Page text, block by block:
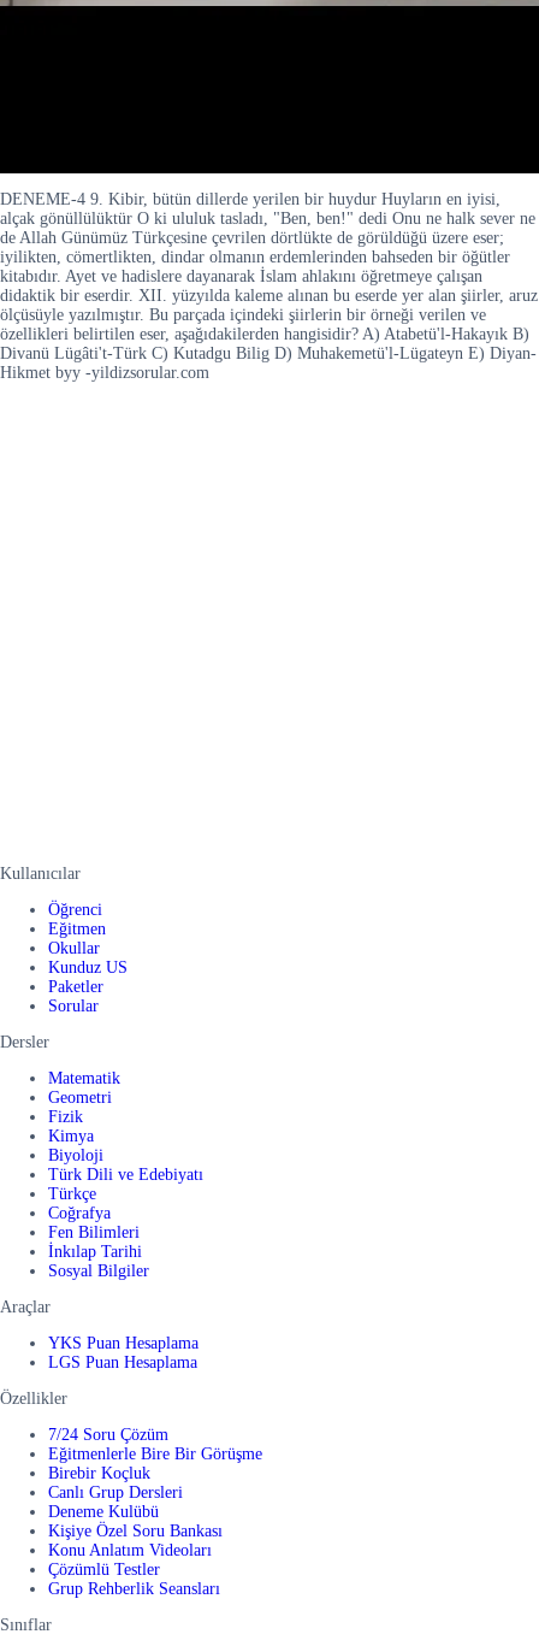
DENEME-4 9. Kibir, bütün dillerde yerilen bir huydur Huyların en iyisi,
alçak gönüllülüktür O ki ululuk tasladı, "Ben, ben!" dedi Onu ne halk sever ne
de Allah Günümüz Türkçesine çevrilen dörtlükte de görüldüğü üzere eser;
iyilikten, cömertlikten, dindar olmanın erdemlerinden bahseden bir öğütler
kitabıdır. Ayet ve hadislere dayanarak İslam ahlakını öğretmeye çalışan
didaktik bir eserdir. XII. yüzyılda kaleme alınan bu eserde yer alan şiirler, aruz
ölçüsüyle yazılmıştır. Bu parçada içindeki şiirlerin bir örneği verilen ve
özellikleri belirtilen eser, aşağıdakilerden hangisidir? A) Atabetü'l-Hakayık B)
Divanü Lügâti't-Türk C) Kutadgu Bilig D) Muhakemetü'l-Lügateyn E) Diyan-
Hikmet byy -yildizsorular.com
Kullanıcılar
Öğrenci
Eğitmen
Okullar
Kunduz US
Paketler
Sorular
Dersler
Matematik
Geometri
Fizik
Kimya
Biyoloji
Türk Dili ve Edebiyatı
Türkçe
Coğrafya
Fen Bilimleri
İnkılap Tarihi
Sosyal Bilgiler
Araçlar
YKS Puan Hesaplama
LGS Puan Hesaplama
Özellikler
7/24 Soru Çözüm
Eğitmenlerle Bire Bir Görüşme
Birebir Koçluk
Canlı Grup Dersleri
Deneme Kulübü
Kişiye Özel Soru Bankası
Konu Anlatım Videoları
Çözümlü Testler
Grup Rehberlik Seansları
Sınıflar